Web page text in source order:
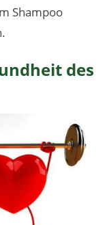
Shampoo
des